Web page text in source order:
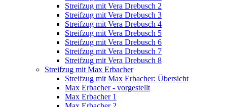
Streifzug mit Vera Drebusch 2
Streifzug mit Vera Drebusch 3
Streifzug mit Vera Drebusch 4
Streifzug mit Vera Drebusch 5
Streifzug mit Vera Drebusch 6
Streifzug mit Vera Drebusch 7
Streifzug mit Vera Drebusch 8
Streifzug mit Max Erbacher
Streifzug mit Max Erbacher: Übersicht
Max Erbacher - vorgestellt
Max Erbacher 1